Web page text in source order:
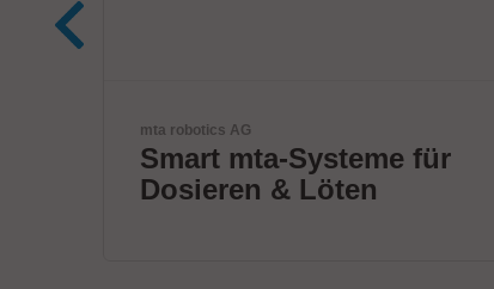
Festo SE & Co. KG
Führender Anbieter von